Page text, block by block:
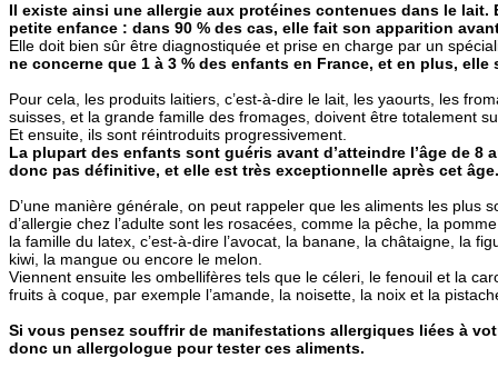
Il existe ainsi une allergie aux protéines contenues dans le lait.
petite enfance : dans 90 % des cas, elle fait son apparition
Elle doit bien sûr être diagnostiquée et prise en charge par un
ne concerne que 1 à 3 % des enfants en France, et en plus, elle
Pour cela, les produits laitiers, c’est-à-dire le lait, les yaourts, les
suisses, et la grande famille des fromages, doivent être totalement
Et ensuite, ils sont réintroduits progressivement.
La plupart des enfants sont guéris avant d’atteindre l’âge de 8
donc pas définitive, et elle est très exceptionnelle après cet âge.
D’une manière générale, on peut rappeler que les aliments les plus
d’allergie chez l’adulte sont les rosacées, comme la pêche, la
la famille du latex, c’est-à-dire l’avocat, la banane, la châtaigne, la
kiwi, la mangue ou encore le melon.
Viennent ensuite les ombellifères tels que le céleri, le fenouil et la
fruits à coque, par exemple l’amande, la noisette, la noix et la
Si vous pensez souffrir de manifestations allergiques liées à
donc un allergologue pour tester ces aliments.